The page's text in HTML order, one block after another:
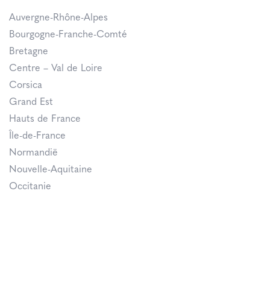
Auvergne-Rhône-Alpes
Bourgogne-Franche-Comté
Bretagne
Centre – Val de Loire
Corsica
Grand Est
Hauts de France
Île-de-France
Normandië
Nouvelle-Aquitaine
Occitanie